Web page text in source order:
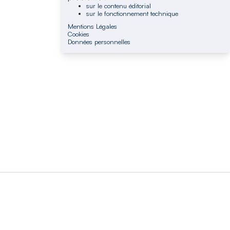
sur le contenu éditorial
sur le fonctionnement technique
Mentions Légales
Cookies
Données personnelles